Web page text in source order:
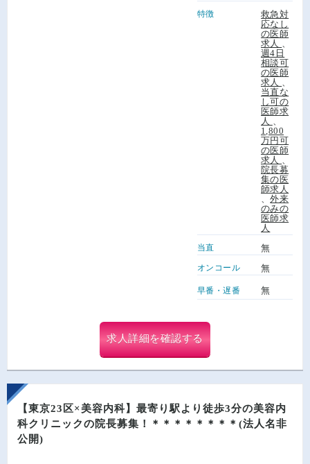
特徴
救急対
応なし
の医師
求人
週4日
相談可
の医師
求人
当直な
し可の
医師求
人
1,800
万円可
の医師
求人
院長募
集の医
師求人
、外来
のみの
医師求
人
当直 無
オンコール 無
早番・遅番 無
求人詳細を確認する
【東京23区×美容内科】最寄り駅より徒歩3分の美容内
科クリニックの院長募集！＊＊＊＊＊＊＊＊(法人名非
公開)